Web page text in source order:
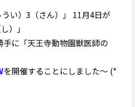
い）3（さん）」 11月4日が
）」
手に「天王寺動物園獣医師の
を開催することにしました～ (*